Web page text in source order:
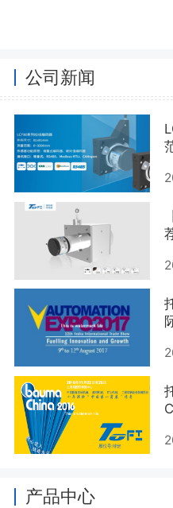
公司新闻
产品中心